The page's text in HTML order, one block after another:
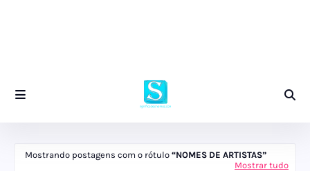
Mostrando postagens com o rótulo
NOMES DE ARTISTAS
Mostrar tudo